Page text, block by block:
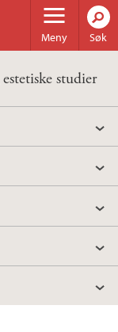
Meny Søk
studier